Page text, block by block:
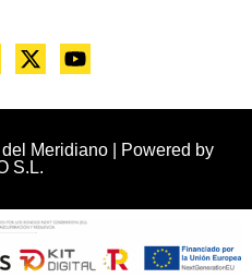
Meridiano | Powered by
S.L.